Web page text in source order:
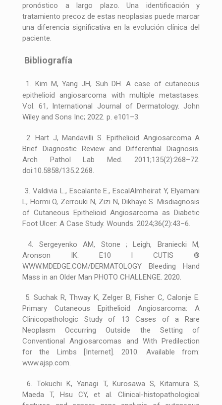
pronóstico a largo plazo. Una identificación y
tratamiento precoz de estas neoplasias puede marcar
una diferencia significativa en la evolución clínica del
paciente.
Bibliografía
1. Kim M, Yang JH, Suh DH. A case of cutaneous
epithelioid angiosarcoma with multiple metastases.
Vol. 61, International Journal of Dermatology. John
Wiley and Sons Inc; 2022. p. e101–3.
2. Hart J, Mandavilli S. Epithelioid Angiosarcoma A
Brief Diagnostic Review and Differential Diagnosis.
Arch Pathol Lab Med. 2011;135(2):268–72.
doi:10.5858/135.2.268.
3. Valdivia L., Escalante E., EscalAlmheirat Y, Elyamani
L, Hormi O, Zerrouki N, Zizi N, Dikhaye S. Misdiagnosis
of Cutaneous Epithelioid Angiosarcoma as Diabetic
Foot Ulcer: A Case Study. Wounds. 2024;36(2):43–6.
4. Sergeyenko AM, Stone ; Leigh, Braniecki M,
Aronson IK. E10 I CUTIS ®
WWW.MDEDGE.COM/DERMATOLOGY Bleeding Hand
Mass in an Older Man PHOTO CHALLENGE. 2020.
5. Suchak R, Thway K, Zelger B, Fisher C, Calonje E.
Primary Cutaneous Epithelioid Angiosarcoma: A
Clinicopathologic Study of 13 Cases of a Rare
Neoplasm Occurring Outside the Setting of
Conventional Angiosarcomas and With Predilection
for the Limbs [Internet]. 2010. Available from:
www.ajsp.com.
6. Tokuchi K, Yanagi T, Kurosawa S, Kitamura S,
Maeda T, Hsu CY, et al. Clinical-histopathological